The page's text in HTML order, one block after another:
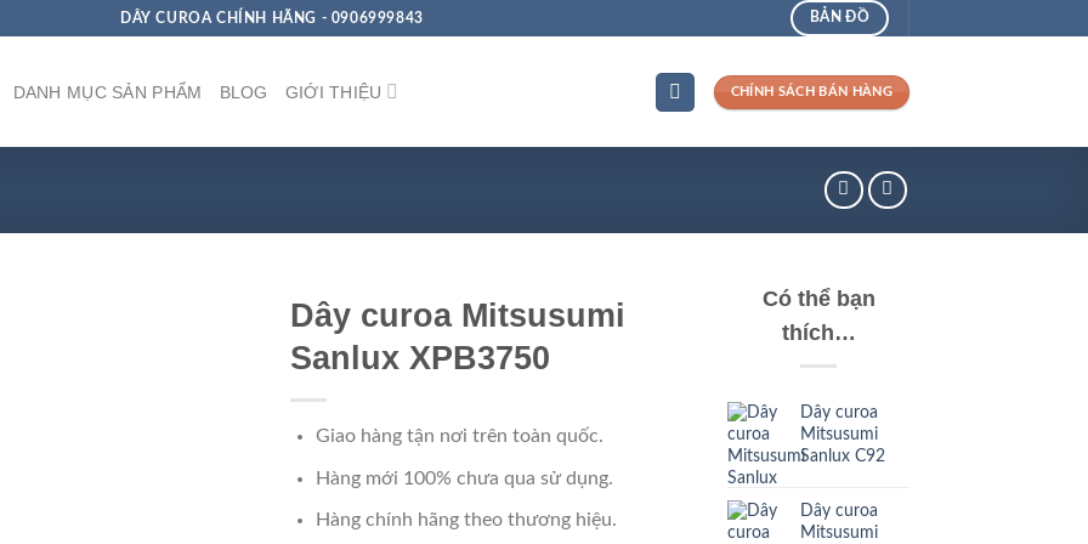
DÂY CUROA CHÍNH HÃNG - 0906999843 BẢN ĐỒ
DANH MỤC SẢN PHẨM BLOG GIỚI THIỆU CHÍNH SÁCH BÁN HÀNG
Dây curoa Mitsusumi
Sanlux XPB3750
Giao hàng tận nơi trên toàn quốc.
Hàng mới 100% chưa qua sử dụng.
Hàng chính hãng theo thương hiệu.
Có thể bạn
thích…
Dây curoa
Mitsusumi
Sanlux C92
Dây curoa
Mitsusumi